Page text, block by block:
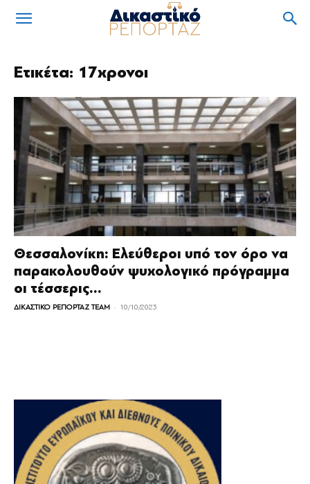
Ετικέτα: 17χρονοι
Θεσσαλονίκη: Ελεύθεροι υπό τον όρο να
παρακολουθούν ψυχολογικό πρόγραμμα
οι τέσσερις...
ΔΙΚΑΣΤΙΚΟ ΡΕΠΟΡΤΑΖ TEAM - 10/10/2023